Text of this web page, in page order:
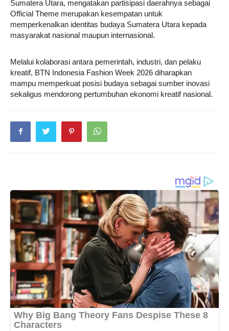
Sumatera Utara, mengatakan partisipasi daerahnya sebagai
Official Theme merupakan kesempatan untuk
memperkenalkan identitas budaya Sumatera Utara kepada
masyarakat nasional maupun internasional.
Melalui kolaborasi antara pemerintah, industri, dan pelaku
kreatif, BTN Indonesia Fashion Week 2026 diharapkan
mampu memperkuat posisi budaya sebagai sumber inovasi
sekaligus mendorong pertumbuhan ekonomi kreatif nasional.